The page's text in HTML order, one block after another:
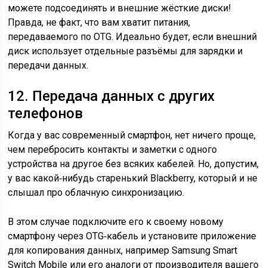
можете подсоединять и внешние жёсткие диски!
Правда, не факт, что вам хватит питания,
передаваемого по OTG. Идеально будет, если внешний
диск использует отдельные разъёмы для зарядки и
передачи данных.
12. Передача данных с других
телефонов
Когда у вас современный смартфон, нет ничего проще,
чем перебросить контакты и заметки с одного
устройства на другое без всяких кабелей. Но, допустим,
у вас какой‑нибудь старенький Blackberry, который и не
слышал про облачную синхронизацию.
В этом случае подключите его к своему новому
смартфону через OTG‑кабель и установите приложение
для копирования данных, например Samsung Smart
Switch Mobile или его аналоги от производителя вашего